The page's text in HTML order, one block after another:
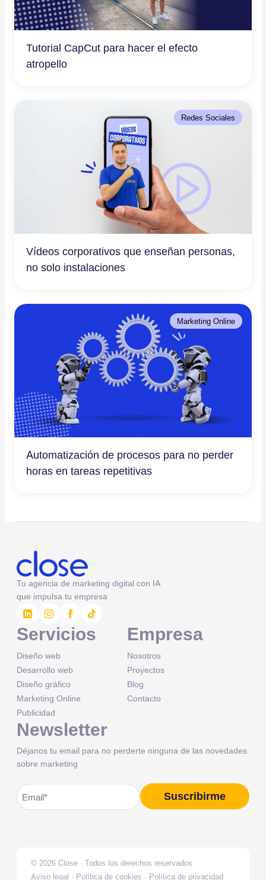
Tutorial CapCut para hacer el efecto
atropello
Redes Sociales
Vídeos corporativos que enseñan personas,
no solo instalaciones
Marketing Online
Automatización de procesos para no perder
horas en tareas repetitivas
Tu agencia de marketing digital con IA
que impulsa tu empresa
Servicios
Diseño web
Desarrollo web
Diseño gráfico
Marketing Online
Publicidad
Empresa
Nosotros
Proyectos
Blog
Contacto
Newsletter
Déjanos tu email para no perderte ninguna de las novedades
sobre marketing
Correo
electrónico(Obligatorio)
Suscribirme
Alternative:
© 2026 Close · Todos los derechos reservados
Aviso legal · Política de cookies · Política de privacidad